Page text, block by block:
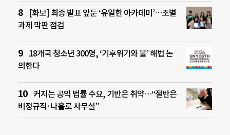
[화보] 최종 발표 앞둔 ‘유일한 아카데미’…조별
과제 막판 점검
18개국 청소년 300명, ‘기후위기와 물’ 해법 논
의한다
커지는 공익 법률 수요, 기반은 취약…“절반은
비정규직·나홀로 사무실”